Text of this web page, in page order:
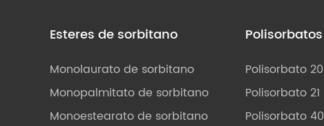
Esteres de sorbitano
Monolaurato de sorbitano
Monopalmitato de sorbitano
Monoestearato de sorbitano
Polisorbatos
Polisorbato 20
Polisorbato 21
Polisorbato 40